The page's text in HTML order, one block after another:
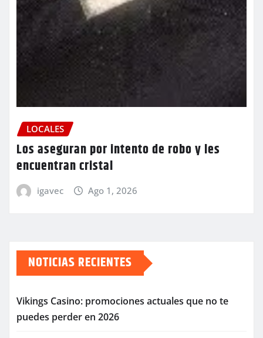
LOCALES
Los aseguran por intento de robo y les
encuentran cristal
igavec Ago 1, 2026
NOTICIAS RECIENTES
Vikings Casino: promociones actuales que no te
puedes perder en 2026